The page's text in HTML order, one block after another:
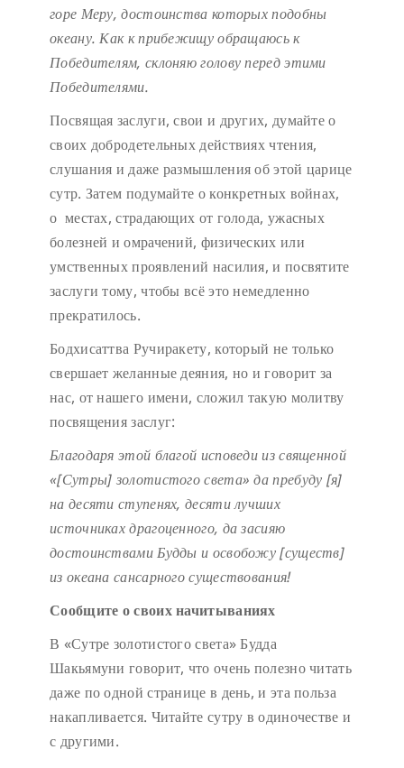
горе Меру, достоинства которых подобны
океану. Как к прибежищу обращаюсь к
Победителям, склоняю голову перед этими
Победителями.
Посвящая заслуги, свои и других, думайте о
своих добродетельных действиях чтения,
слушания и даже размышления об этой царице
сутр. Затем подумайте о конкретных войнах,
о местах, страдающих от голода, ужасных
болезней и омрачений, физических или
умственных проявлений насилия, и посвятите
заслуги тому, чтобы всё это немедленно
прекратилось.
Бодхисаттва Ручиракету, который не только
свершает желанные деяния, но и говорит за
нас, от нашего имени, сложил такую молитву
посвящения заслуг:
Благодаря этой благой исповедииз священной
«[Сутры] золотистого света» да пребуду [я]
на десяти ступенях, десяти лучших
источниках драгоценного, да засияю
достоинствами Будды и освобожу [существ]
из океана сансарного существования!
Сообщите о своих начитываниях
В «Сутре золотистого света» Будда
Шакьямуни говорит, что очень полезно читать
даже по одной странице в день, и эта польза
накапливается. Читайте сутру в одиночестве и
с другими.